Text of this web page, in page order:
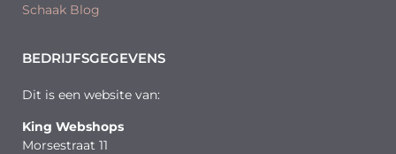
Schaak Blog
BEDRIJFSGEGEVENS
Dit is een website van:
King Webshops
Morsestraat 11